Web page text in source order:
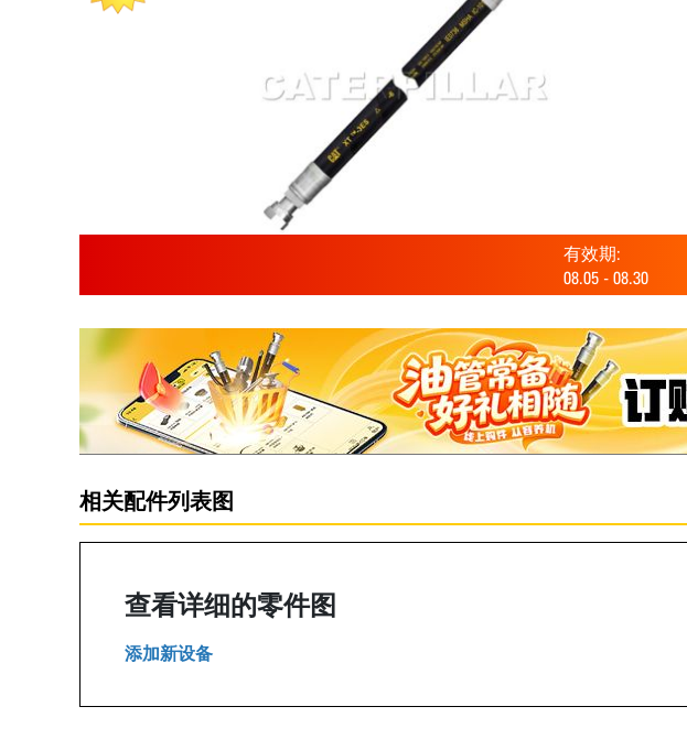
有效期:
08.05 - 08.30
相关配件列表图
查看详细的零件图
添加新设备